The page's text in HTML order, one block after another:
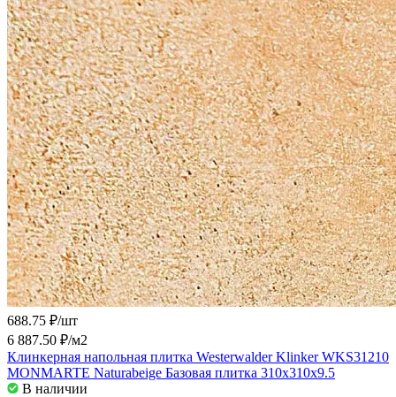
688.75 ₽/шт
6 887.50 ₽/м2
Клинкерная напольная плитка Westerwalder Klinker WKS31210
MONMARTE Naturabeige Базовая плитка 310x310x9.5
В наличии